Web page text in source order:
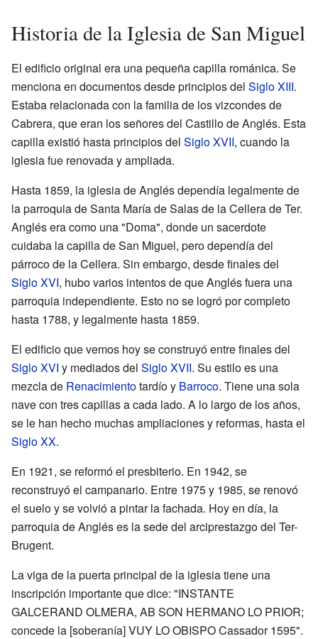
Historia de la Iglesia de San Miguel
El edificio original era una pequeña capilla románica. Se
menciona en documentos desde principios del Siglo XIII.
Estaba relacionada con la familia de los vizcondes de
Cabrera, que eran los señores del Castillo de Anglés. Esta
capilla existió hasta principios del Siglo XVII, cuando la
iglesia fue renovada y ampliada.
Hasta 1859, la iglesia de Anglés dependía legalmente de
la parroquia de Santa María de Salas de la Cellera de Ter.
Anglés era como una "Doma", donde un sacerdote
cuidaba la capilla de San Miguel, pero dependía del
párroco de la Cellera. Sin embargo, desde finales del
Siglo XVI, hubo varios intentos de que Anglés fuera una
parroquia independiente. Esto no se logró por completo
hasta 1788, y legalmente hasta 1859.
El edificio que vemos hoy se construyó entre finales del
Siglo XVI y mediados del Siglo XVII. Su estilo es una
mezcla de Renacimientotardío y Barroco. Tiene una sola
nave con tres capillas a cada lado. A lo largo de los años,
se le han hecho muchas ampliaciones y reformas, hasta el
Siglo XX.
En 1921, se reformó el presbiterio. En 1942, se
reconstruyó el campanario. Entre 1975 y 1985, se renovó
el suelo y se volvió a pintar la fachada. Hoy en día, la
parroquia de Anglés es la sede del arciprestazgo del Ter-
Brugent.
La viga de la puerta principal de la iglesia tiene una
inscripción importante que dice: "INSTANTE
GALCERAND OLMERA, AB SON HERMANO LO PRIOR;
concede la [soberanía] VUY LO OBISPO Cassador 1595".